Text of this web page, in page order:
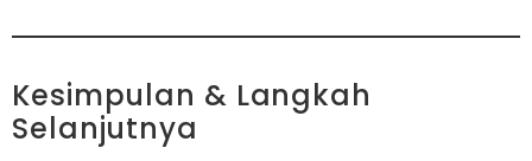
Kesimpulan & Langkah
Selanjutnya